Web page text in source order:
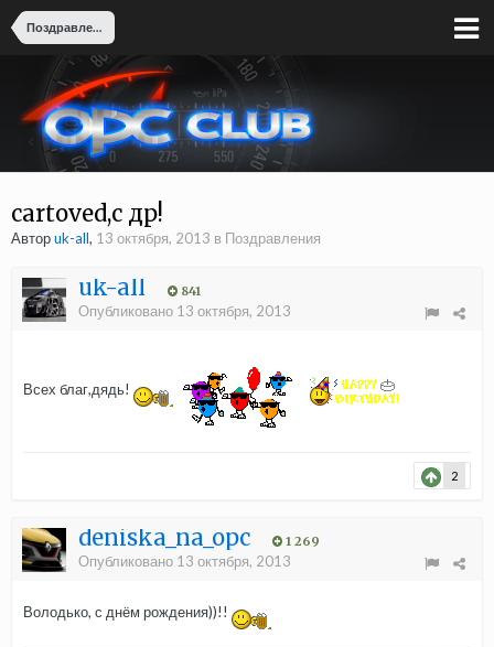
Поздравления
cartoved,с др!
Авторuk-all, 13 октября, 2013 в Поздравления
uk-all 841
Опубликовано 13 октября, 2013
Всех благ,дядь!
2
deniska_na_opc 1 269
Опубликовано 13 октября, 2013
Володько, с днём рождения))!!